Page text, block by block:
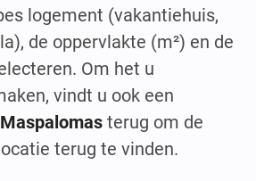
logement (vakantiehuis,
de oppervlakte (m²) en de
Om het u
vindt u ook een
Maspalomas terug om de
terug te vinden.